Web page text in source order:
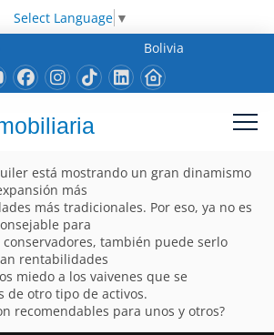
Select Language ▼
Bolivia
está mostrando un gran dinamismo
más
más tradicionales. Por eso, ya no es
para
también puede serlo
rentabilidades
miedo a los vaivenes que se
de otro tipo de activos.
recomendables para unos y otros?